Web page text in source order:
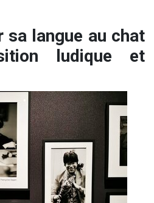
sa langue au chat
ludique et